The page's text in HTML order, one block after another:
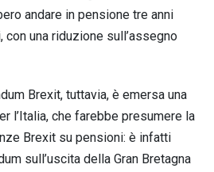
andare in pensione tre anni
una riduzione sull’assegno
Brexit, tuttavia, è emersa una
l’Italia, che farebbe presumere la
Brexit su pensioni: è infatti
sull’uscita della Gran Bretagna